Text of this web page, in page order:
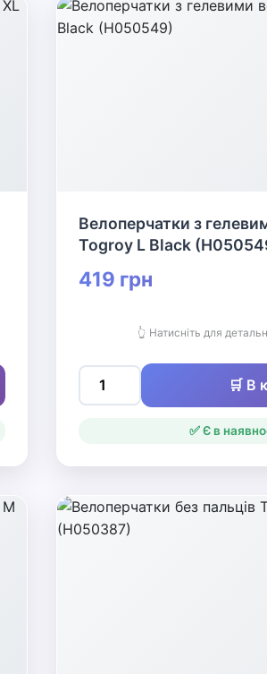
Велоперчатки з
Togroy L Black
419 грн
👆 Натисніть для
🛒 В
✅ Є в